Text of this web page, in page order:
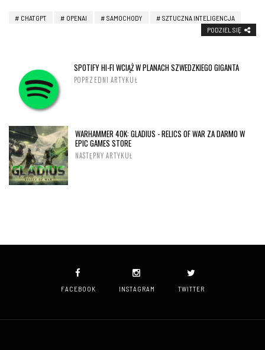
CHATGPT OPENAI SAMOCHODY
SZTUCZNA INTELIGENCJA
PODZIEL SIĘ
SPOTIFY HI-FI WCIĄŻ W PLANACH SZWEDZKIEGO GIGANTA
POPRZEDNI ARTYKUŁ
WARHAMMER 40K: GLADIUS - RELICS OF WAR ZA DARMO W
EPIC GAMES STORE
NASTĘPNY ARTYKUŁ
FACEBOOK INSTAGRAM TWITTER